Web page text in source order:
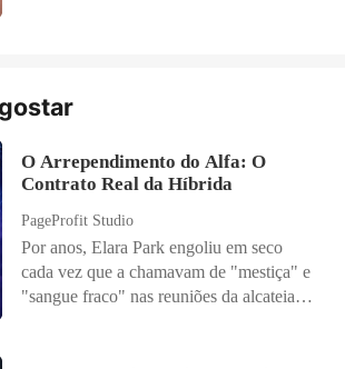
O Arrependimento do Alfa: O
Contrato Real da Híbrida
PageProfit Studio
Por anos, Elara Park engoliu em seco
cada vez que a chamavam de "mestiça" e
"sangue fraco" nas reuniões da alcateia.